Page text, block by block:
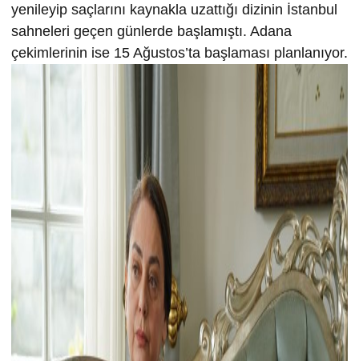
yenileyip saçlarını kaynakla uzattığı dizinin İstanbul
sahneleri geçen günlerde başlamıştı. Adana
çekimlerinin ise 15 Ağustos’ta başlaması planlanıyor.